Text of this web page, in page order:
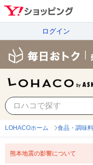
ログイン
LOHACOホーム 食品・調味
熊本地震の影響について